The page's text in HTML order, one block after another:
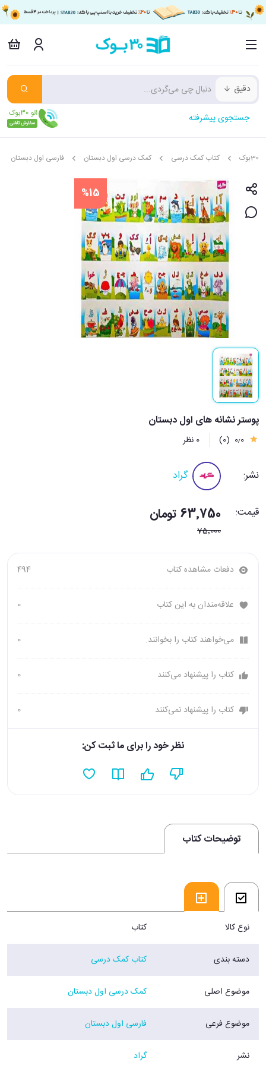
دقیق
جستجوی پیشرفته
30بوک کتاب کمک درسی کمک درسی اول دبستان فارسی اول دبستان
%15
پوستر نشانه های اول دبستان
0٫0 (0) 0 نظر
نشر: گراد
قیمت: 63٬750 تومان
75٬000
دفعات مشاهده کتاب 494
علاقه‌مندان به این کتاب 0
می‌خواهند کتاب را بخوانند. 0
کتاب را پیشنهاد می‌کنند 0
کتاب را پیشنهاد نمی‌کنند 0
نظر خود را برای ما ثبت کن:
توضیحات کتاب
نوع کالا کتاب
دسته بندی کتاب کمک درسی
موضوع اصلی کمک درسی اول دبستان
موضوع فرعی فارسی اول دبستان
نشر گراد